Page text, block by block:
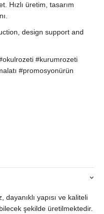
Hızlı üretim, tasarım
design support and
#kurumrozeti
#promosyonürün
yapısı ve kaliteli
şekilde üretilmektedir.